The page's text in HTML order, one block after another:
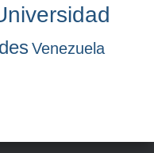
Venezuela